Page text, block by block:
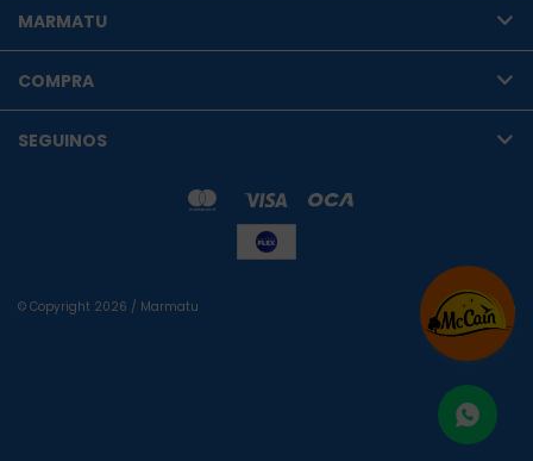
MARMATU
COMPRA
SEGUINOS
© Copyright 2026 / Marmatu